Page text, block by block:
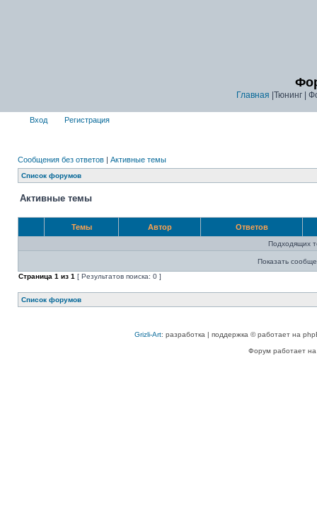
Главная |Тюнинг |
Вход Регистрация
Сообщения без ответов | Активные темы
Список форумов
Активные темы
Темы Автор Ответов
Подходящих
Показать
Страница 1 из 1 [ Результатов поиска: 0 ]
Список форумов
Grizli-Art: разработка | поддержка © работает на
Форум работает